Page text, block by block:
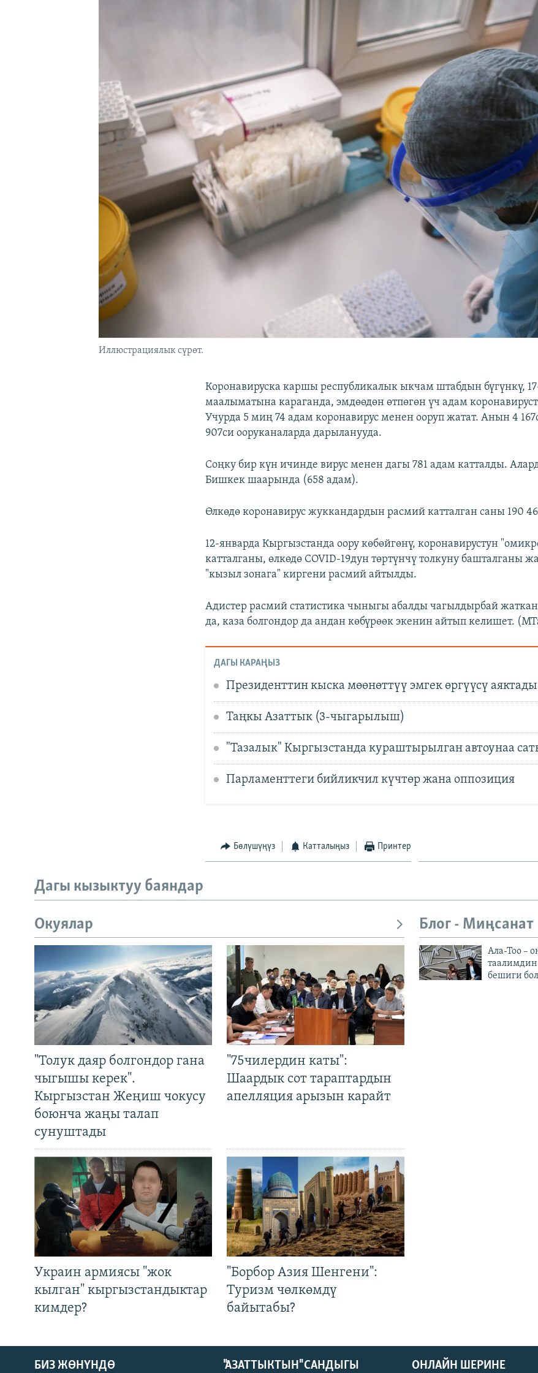
Иллюстрациялык сүрөт.
Коронавируска каршы республикалык ыкчам штабдын бүгүнкү,
маалыматына караганда, эмдөөдөн өтпөгөн үч адам
Учурда 5 миң 74 адам коронавирус менен ооруп жатат. Анын 4
907си ооруканаларда дарыланууда.
Соңку бир күн ичинде вирус менен дагы 781 адам катталды.
Бишкек шаарында (658 адам).
Өлкөдө коронавирус жуккандардын расмий катталган саны 190
12-январда Кыргызстанда оору көбөйгөнү, коронавирустун
катталганы, өлкөдө COVID-19дун төртүнчү толкуну башталганы
"кызыл зонага" киргени расмий айтылды.
Адистер расмий статистика чыныгы абалды чагылдырбай
да, каза болгондор да андан көбүрөөк экенин айтып келишет.
ДАГЫ КАРАҢЫЗ
Президенттин кыска мөөнөттүү эмгек өргүүсү аяктады
Таңкы Азаттык (3-чыгарылыш)
"Тазалык" Кыргызстанда кураштырылган автоунаа
Парламенттеги бийликчил күчтөр жана оппозиция
Бөлүшүңүз Катталыңыз Принтер
Дагы кызыктуу баяндар
Окуялар
"Толук даяр болгондор гана
чыгышы керек".
Кыргызстан Жеңиш чокусу
боюнча жаңы талап
сунуштады
"75чилердин каты":
Шаардык сот тараптардын
апелляция арызын карайт
Украин армиясы "жок
кылган" кыргызстандыктар
кимдер?
"Борбор Азия Шенгени":
Туризм чөлкөмдү
байытабы?
Блог - Миңсанат
Ала-Тоо –
таалимдин
бешиги
ОНЛАЙН ШЕРИНЕ
БИЗ ЖӨНҮНДӨ "АЗАТТЫКТЫН" САНДЫГЫ